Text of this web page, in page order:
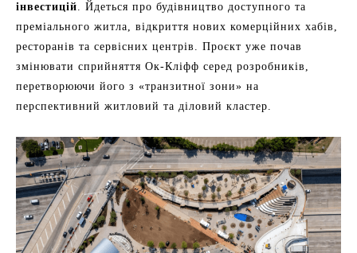
інвестицій. Йдеться про будівництво доступного та
преміального житла, відкриття нових комерційних хабів,
ресторанів та сервісних центрів. Проєкт уже почав
змінювати сприйняття Ок-Кліфф серед розробників,
перетворюючи його з «транзитної зони» на
перспективний житловий та діловий кластер.